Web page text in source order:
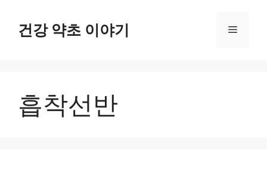
건강 약초 이야기 메
흡착선반